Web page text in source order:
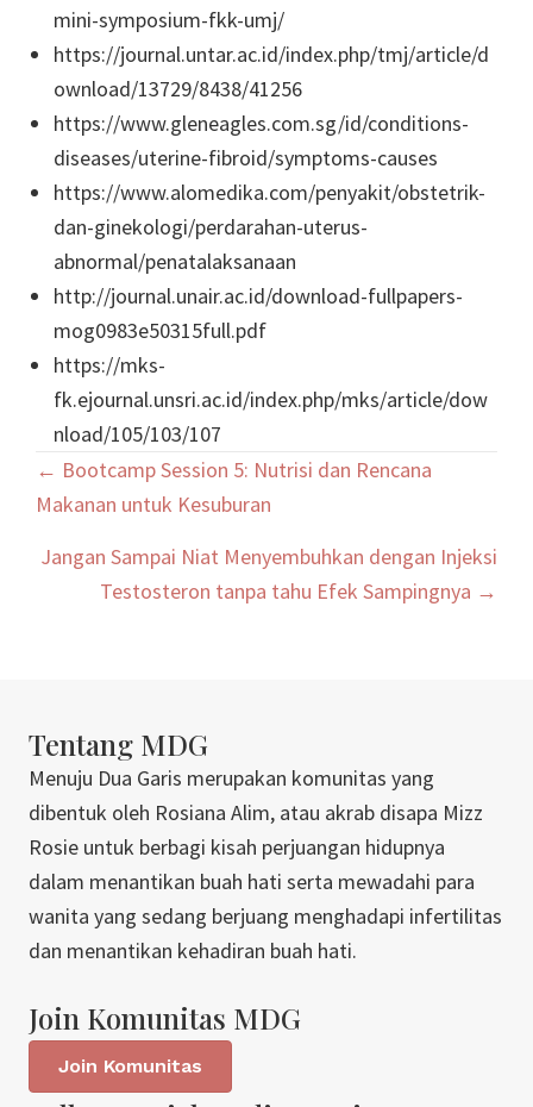
mini-symposium-fkk-umj/
https://journal.untar.ac.id/index.php/tmj/article/d
ownload/13729/8438/41256
https://www.gleneagles.com.sg/id/conditions-
diseases/uterine-fibroid/symptoms-causes
https://www.alomedika.com/penyakit/obstetrik-
dan-ginekologi/perdarahan-uterus-
abnormal/penatalaksanaan
http://journal.unair.ac.id/download-fullpapers-
mog0983e50315full.pdf
https://mks-
fk.ejournal.unsri.ac.id/index.php/mks/article/dow
nload/105/103/107
Posts
navigation
← Bootcamp Session 5: Nutrisi dan Rencana
Makanan untuk Kesuburan
Jangan Sampai Niat Menyembuhkan dengan Injeksi
Testosteron tanpa tahu Efek Sampingnya →
Tentang MDG
Menuju Dua Garis merupakan komunitas yang
dibentuk oleh Rosiana Alim, atau akrab disapa Mizz
Rosie untuk berbagi kisah perjuangan hidupnya
dalam menantikan buah hati serta mewadahi para
wanita yang sedang berjuang menghadapi infertilitas
dan menantikan kehadiran buah hati.
Join Komunitas MDG
Join Komunitas